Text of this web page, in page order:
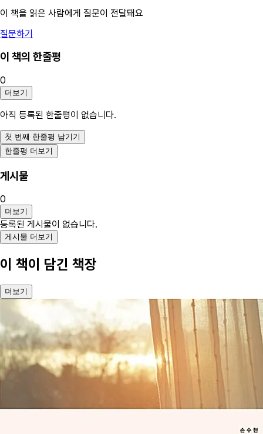
이 책을 읽은 사람에게 질문이 전달돼요
질문하기
이 책의 한줄평
0
더보기
아직 등록된 한줄평이 없습니다.
첫 번째 한줄평 남기기
한줄평 더보기
게시물
0
더보기
등록된 게시물이 없습니다.
게시물 더보기
이 책이 담긴 책장
더보기